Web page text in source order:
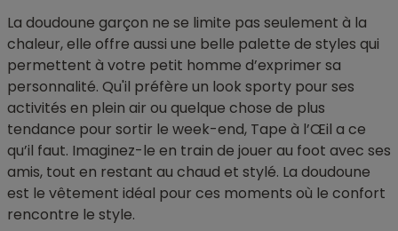
La doudoune garçon ne se limite pas seulement à la
chaleur, elle offre aussi une belle palette de styles qui
permettent à votre petit homme d’exprimer sa
personnalité. Qu'il préfère un look sporty pour ses
activités en plein air ou quelque chose de plus
tendance pour sortir le week-end, Tape à l’Œil a ce
qu’il faut. Imaginez-le en train de jouer au foot avec ses
amis, tout en restant au chaud et stylé. La doudoune
est le vêtement idéal pour ces moments où le confort
rencontre le style.